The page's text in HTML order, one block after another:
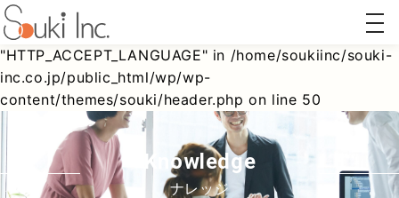
Warning: Undefined array key
"HTTP_ACCEPT_LANGUAGE" in /home/soukiinc/souki-
inc.co.jp/public_html/wp/wp-
content/themes/souki/header.php on line 50
ホーム
ページ
制作
AI対策
(AIO/LLMO)
リステ
ィング
広告
Webコ
ティン
グ
Knowledge
ナレッジ